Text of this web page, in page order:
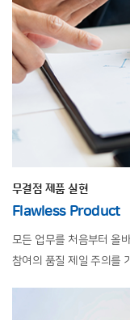
무결점 제품 실현
Flawless Product
모든 업무를 처음부터 올
참여의 품질 제일 주의를